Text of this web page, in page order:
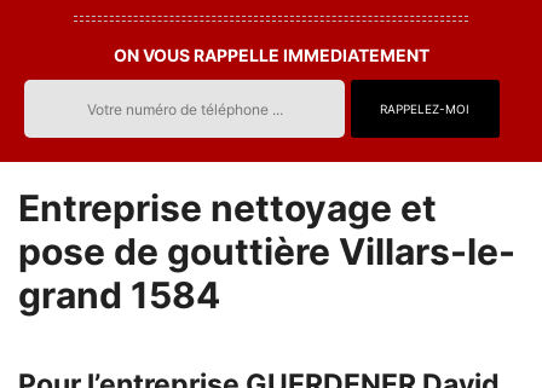
ON VOUS RAPPELLE IMMEDIATEMENT
Entreprise nettoyage et
pose de gouttière Villars-le-
grand 1584